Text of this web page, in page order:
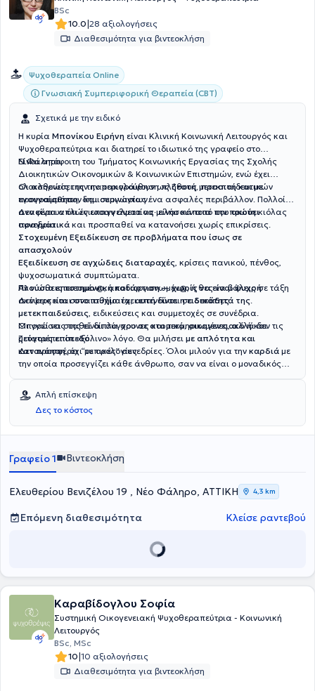
BSc
10.0|28 αξιολογήσεις
Διαθεσιμότητα για βιντεοκλήση
Ψυχοθεραπεία Online
Γνωσιακή Συμπεριφορική Θεραπεία (CBT)
Σχετικά με την ειδικό
Η κυρία Μπονίκου Ειρήνη είναι Κλινική Κοινωνική Λειτουργός και
Ψυχοθεραπεύτρια και διατηρεί το ιδιωτικό της γραφείο στο
Ν.Φάληρο.
Είναι απόφοιτη του Τμήματος Κοινωνικής Εργασίας της Σχολής
Διοικητικών Οικονομικών & Κοινωνικών Επιστημών, ενώ έχει
ολοκληρώσει την παρακολούθηση πλήθους μετεκπαιδευτικών
προγραμμάτων και σεμιναρίων.
Οι ασθενείς της την περιγράφουν ωςζεστή, προσιτή και με
ενσυναίσθηση, δημιουργώντας ένα ασφαλές περιβάλλον. Πολλοί
αναφέρουν ότι ένιωσαν άνετα να μιλήσουν από την πρώτη κιόλας
συνεδρία.
Δεν είναι απλώς επαγγελματίας· είναι κάποια πουακούει
πραγματικά και προσπαθεί να κατανοήσει χωρίς επικρίσεις.
Στοχευμένη Εξειδίκευση σε προβλήματα που ίσως σε
απασχολούν
Εξειδίκευση σε αγχώδεις διαταραχές, κρίσεις πανικού, πένθος,
ψυχοσωματικά συμπτώματα.
Αν νιώθεις πιεσμέν@, αποδιοργανωμέν@, ή θες να βάλεις σε τάξη
σκέψεις και συναισθήματα,αυτή είναι η ειδικότητά της.
Πλούσια επιστημονική κατάρτιση — χωρίς να είναι ψυχρή
Δεν αρκείται στο πτυχίο: έχει επενδύσει σεδεκάδες
μετεκπαιδεύσεις, ειδικεύσεις και συμμετοχές σε συνέδρια.
Οι γνώσεις της είναι σύγχρονες και τεκμηριωμένες, αλλά δεν τις
μετατρέπει σε «ξύλινο» λόγο. Θα μιλήσει με απλότητα και
κατανόηση, όχι με ορολογίες.
Μπορεί να σταθεί δίπλα σουσε ατομικό, οικογενειακό ή και
ζεύγους επίπεδο.
Δεν προσφέρει “τυπικές” συνεδρίες. Όλοι μιλούν για την καρδιά με
την οποία προσεγγίζει κάθε άνθρωπο, σαν να είναι ο μοναδικός
Απλή επίσκεψη
Δες το κόστος
Γραφείο 1 Βιντεοκλήση
Ελευθερίου Βενιζέλου 19 , Νέο Φάληρο, ΑΤΤΙΚΗ 4,3 km
Επόμενη διαθεσιμότητα Κλείσε ραντεβού
Καραβίδογλου Σοφία
Συστημική Οικογενειακή Ψυχοθεραπεύτρια - Κοινωνική
Λειτουργός
BSc, MSc
10|10 αξιολογήσεις
Διαθεσιμότητα για βιντεοκλήση